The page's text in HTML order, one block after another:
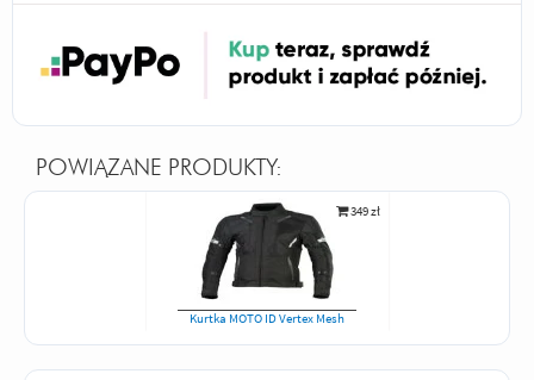
POWIĄZANE PRODUKTY:
349 zł
Kurtka MOTO ID Vertex Mesh